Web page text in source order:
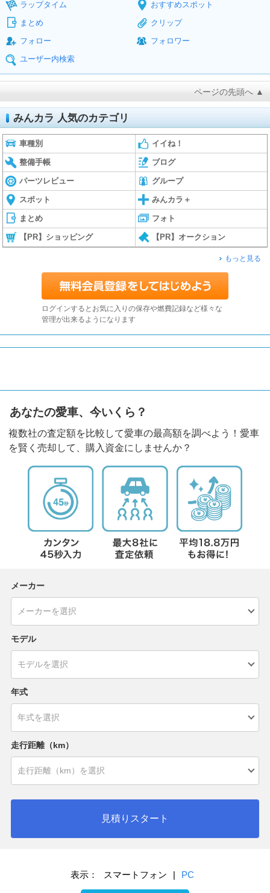
ラップタイム
おすすめスポット
まとめ
クリップ
フォロー
フォロワー
ユーザー内検索
ページの先頭へ ▲
みんカラ 人気のカテゴリ
車種別 イイね！
整備手帳 ブログ
パーツレビュー グループ
スポット みんカラ＋
まとめ フォト
【PR】ショッピング 【PR】オークション
もっと見る
ログインするとお気に入りの保存や燃費記録など様々な
管理が出来るようになります
あなたの愛車、今いくら？
複数社の査定額を比較して愛車の最高額を調べよう！愛車
を賢く売却して、購入資金にしませんか？
メーカー
モデル
年式
走行距離（km）
見積りスタート
表示： スマートフォン | PC